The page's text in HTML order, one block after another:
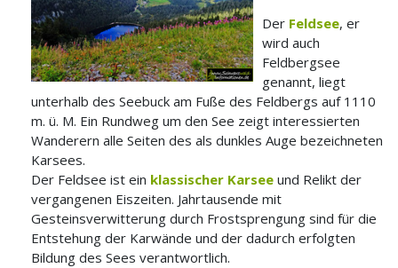
Der Feldsee, er
wird auch
Feldbergsee
genannt, liegt
unterhalb des Seebuck am Fuße des Feldbergs auf 1110
m. ü. M. Ein Rundweg um den See zeigt interessierten
Wanderern alle Seiten des als dunkles Auge bezeichneten
Karsees.
Der Feldsee ist ein klassischer Karsee und Relikt der
vergangenen Eiszeiten. Jahrtausende mit
Gesteinsverwitterung durch Frostsprengung sind für die
Entstehung der Karwände und der dadurch erfolgten
Bildung des Sees verantwortlich.